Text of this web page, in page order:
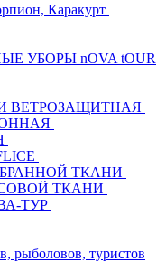
Каракурт
УБОРЫ nOVA tOUR
ВЕТРОЗАЩИТНАЯ
ТКАНИ
ТКАНИ
ТУР
рыболовов, туристов